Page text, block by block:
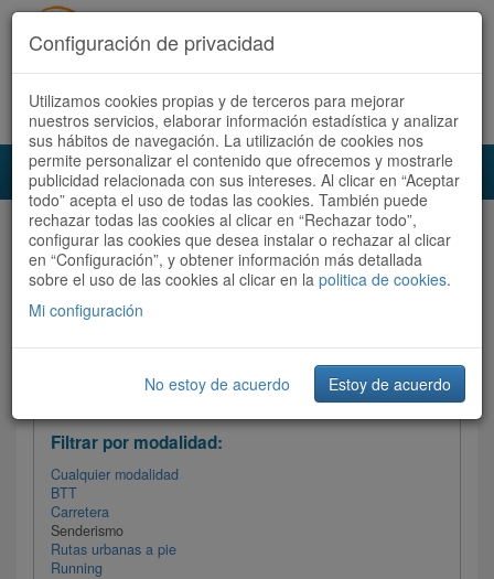
Acceder Registrate ahora Español | Català
Audioruta Todas las rutas
Todas las rutas Ordenar por:Más recientes
Filtrar las rutas
Filtrar por modalidad:
Cualquier modalidad
BTT
Carretera
Senderismo
Rutas urbanas a pie
Running
Configuración de privacidad
Utilizamos cookies propias y de terceros para mejorar
nuestros servicios, elaborar información estadística y analizar
sus hábitos de navegación. La utilización de cookies nos
permite personalizar el contenido que ofrecemos y mostrarle
publicidad relacionada con sus intereses. Al clicar en “Aceptar
todo” acepta el uso de todas las cookies. También puede
rechazar todas las cookies al clicar en “Rechazar todo”,
configurar las cookies que desea instalar o rechazar al clicar
en “Configuración”, y obtener información más detallada
sobre el uso de las cookies al clicar en la politica de cookies.
Mi configuración
No estoy de acuerdo Estoy de acuerdo